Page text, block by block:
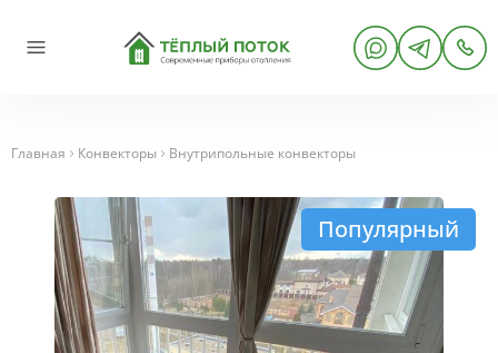
Главная Конвекторы Внутрипольные конвекторы
Популярный